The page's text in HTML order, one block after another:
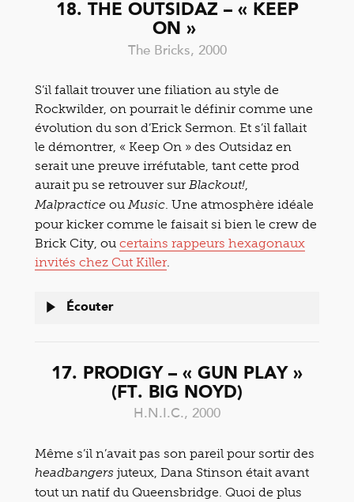
18. THE OUTSIDAZ – « KEEP
ON »
The Bricks, 2000
S’il fallait trouver une filiation au style de
Rockwilder, on pourrait le définir comme une
évolution du son d’Erick Sermon. Et s’il fallait
le démontrer, « Keep On » des Outsidaz en
serait une preuve irréfutable, tant cette prod
aurait pu se retrouver surBlackout!,
Malpractice ouMusic. Une atmosphère idéale
pour kicker comme le faisait si bien le crew de
Brick City, ou certains rappeurs hexagonaux
invités chez Cut Killer.
Écouter
17. PRODIGY – « GUN PLAY »
(FT. BIG NOYD)
H.N.I.C., 2000
Même s’il n’avait pas son pareil pour sortir des
headbangers juteux, Dana Stinson était avant
tout un natif du Queensbridge. Quoi de plus